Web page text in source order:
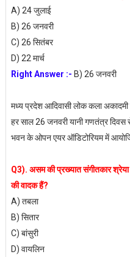
A) 24 जुलाई
B) 26 जनवरी
C) 26 सितंबर
D) 22 मार्च
Right Answer :- B) 26 जनवरी
मध्य प्रदेश आदिवासी लोक कला अकादमी
हर साल 26 जनवरी यानी गणतंत्र दिवस
भवन के ओपन एयर ऑडिटोरियम में
Q3). असम की प्रख्यात संगीतकार श्रेया
की वादक हैं?
A) तबला
B) सितार
C) बांसुरी
D) वायलिन